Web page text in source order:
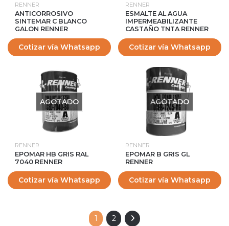
RENNER
ANTICORROSIVO
SINTEMAR C BLANCO
GALON RENNER
Cotizar vía Whatsapp
RENNER
ESMALTE AL AGUA
IMPERMEABILIZANTE
CASTAÑO TNTA RENNER
Cotizar vía Whatsapp
AGOTADO
RENNER
EPOMAR HB GRIS RAL
7040 RENNER
Cotizar vía Whatsapp
AGOTADO
RENNER
EPOMAR B GRIS GL
RENNER
Cotizar vía Whatsapp
1 2